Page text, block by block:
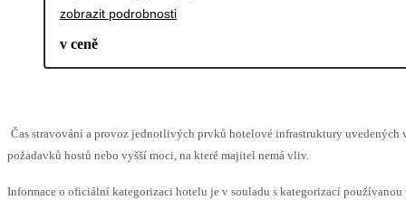
zobrazit podrobnosti
v ceně
Čas stravování a provoz jednotlivých prvků hotelové infrastruktury uvedených
požadavků hostů nebo vyšší moci, na které majitel nemá vliv.
Informace o oficiální kategorizaci hotelu je v souladu s kategorizací